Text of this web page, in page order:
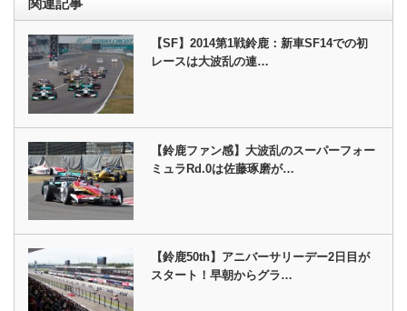
関連記事
【SF】2014第1戦鈴鹿：新車SF14での初
レースは大波乱の連…
【鈴鹿ファン感】大波乱のスーパーフォー
ミュラRd.0は佐藤琢磨が…
【鈴鹿50th】アニバーサリーデー2日目が
スタート！早朝からグラ…